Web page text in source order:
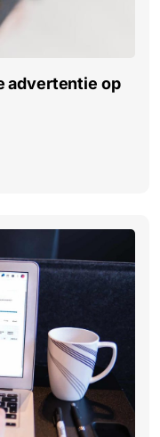
advertentie op